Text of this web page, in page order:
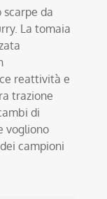
scarpe da
La tomaia
reattività e
trazione
di
vogliono
campioni